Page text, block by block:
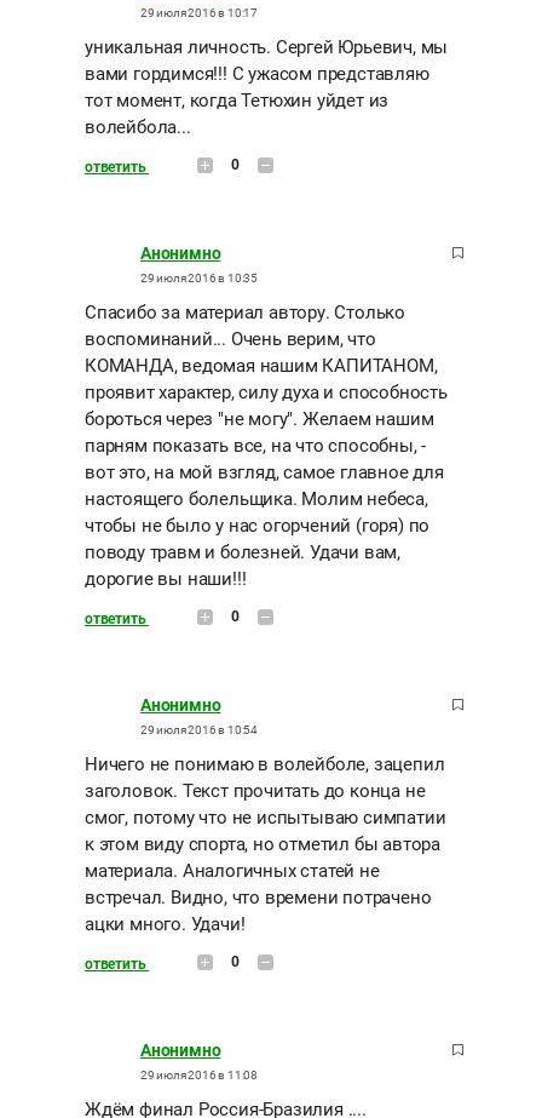
29 июля 2016 в 10:17
уникальная личность. Сергей Юрьевич, мы
вами гордимся!!! С ужасом представляю
тот момент, когда Тетюхин уйдет из
волейбола...
ответить 0
Анонимно
29 июля 2016 в 10:35
Спасибо за материал автору. Столько
воспоминаний... Очень верим, что
КОМАНДА, ведомая нашим КАПИТАНОМ,
проявит характер, силу духа и способность
бороться через "не могу". Желаем нашим
парням показать все, на что способны, -
вот это, на мой взгляд, самое главное для
настоящего болельщика. Молим небеса,
чтобы не было у нас огорчений (горя) по
поводу травм и болезней. Удачи вам,
дорогие вы наши!!!
ответить 0
Анонимно
29 июля 2016 в 10:54
Ничего не понимаю в волейболе, зацепил
заголовок. Текст прочитать до конца не
смог, потому что не испытываю симпатии
к этом виду спорта, но отметил бы автора
материала. Аналогичных статей не
встречал. Видно, что времени потрачено
ацки много. Удачи!
ответить 0
Анонимно
29 июля 2016 в 11:08
Ждём финал Россия-Бразилия ....